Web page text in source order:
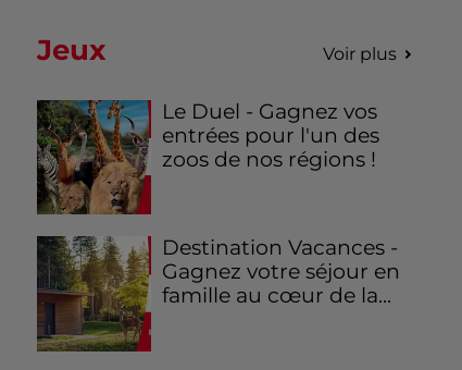
Jeux Voir plus
Le Duel - Gagnez vos
entrées pour l'un des
zoos de nos régions !
Destination Vacances -
Gagnez votre séjour en
famille au cœur de la...